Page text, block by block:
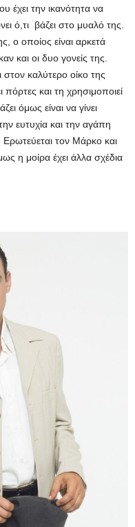
έχει την ικανότητα να
ό,τι βάζει στο μυαλό της.
ο οποίος είναι αρκετά
και οι δυο γονείς της.
στον καλύτερο οίκο της
πόρτες και τη χρησιμοποιεί
όμως είναι να γίνει
ευτυχία και την αγάπη
τον Μάρκο και
η μοίρα έχει άλλα σχέδια